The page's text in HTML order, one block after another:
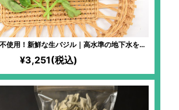
使用！新鮮な生バジル｜高水準の地下水を使
でも気軽に楽しめる、アレンジ自在なフレッ
イーツ、パスタソース、オムレスと大活躍！
¥3,251(税込)